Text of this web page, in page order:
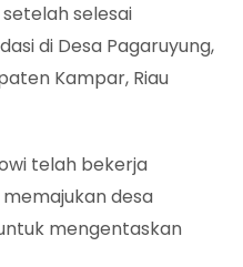
selesai
di Desa Pagaruyung,
Kampar, Riau
telah bekerja
desa
mengentaskan